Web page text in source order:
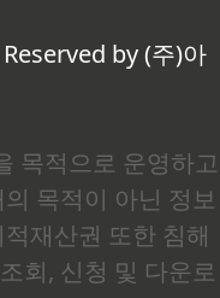
by (주)아
목적으로 운영하고
목적이 아닌 정보
재산권 또한 침해
회, 신청 및 다운로